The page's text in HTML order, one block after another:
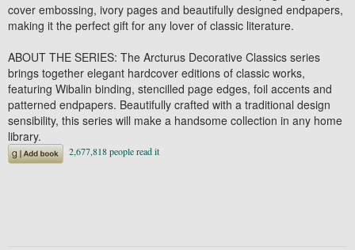
cover embossing, ivory pages and beautifully designed endpapers,
making it the perfect gift for any lover of classic literature.
ABOUT THE SERIES: The Arcturus Decorative Classics series
brings together elegant hardcover editions of classic works,
featuring Wibalin binding, stencilled page edges, foil accents and
patterned endpapers. Beautifully crafted with a traditional design
sensibility, this series will make a handsome collection in any home
library.